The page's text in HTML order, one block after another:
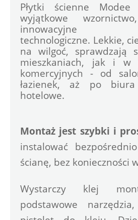
Płytki ścienne
wyjątkowe
innowacyjne
technologiczne. Lekkie,
na wilgoć, sprawdzają
mieszkaniach, jak i w
komercyjnych - od
łazienek, aż po
hotelowe.
Montaż jest szybki i
instalować
ścianę, bez konieczności
Wystarczy klej
podstawowe